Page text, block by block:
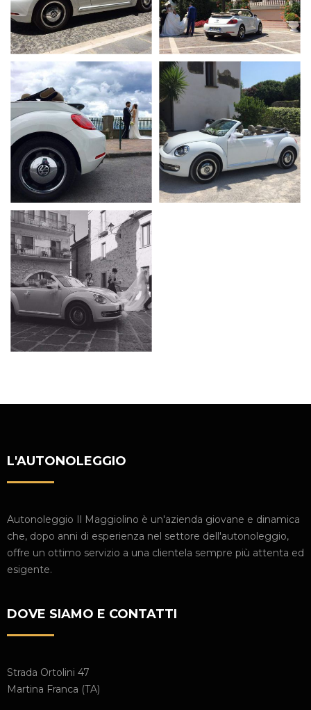
L'AUTONOLEGGIO
Autonoleggio Il Maggiolino è un'azienda giovane e dinamica
che, dopo anni di esperienza nel settore dell'autonoleggio,
offre un ottimo servizio a una clientela sempre più attenta ed
esigente.
DOVE SIAMO E CONTATTI
Strada Ortolini 47
Martina Franca (TA)